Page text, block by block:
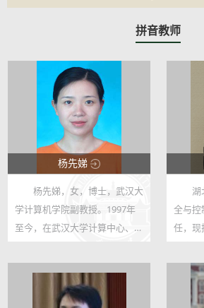
拼音教师
杨先娣
123
12
杨先娣，女，博士，武汉大
学计算机学院副教授。1997年
至今，在武汉大学计算中心、计
在国际期刊和核心期刊上，以第
一作者发表论文8篇。参与多项
国家自然科学基金及教学教改研
湖
全与控
任，现
局）副
合作
授（